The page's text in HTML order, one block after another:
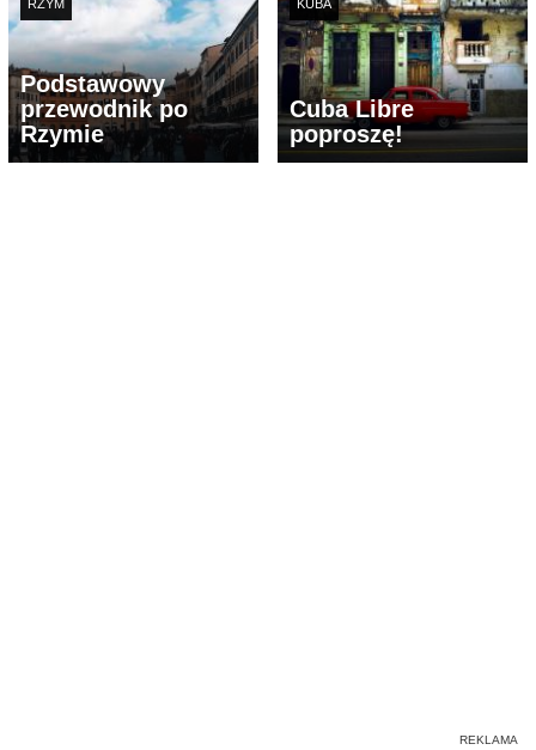
RZYM
Podstawowy
przewodnik po
Rzymie
KUBA
Cuba Libre
poproszę!